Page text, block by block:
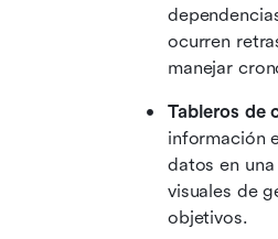
ocurren
manejar
Tableros de
información
datos en
visuales de
objetivos.